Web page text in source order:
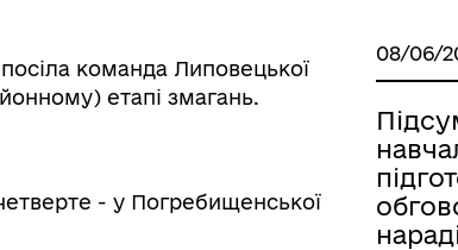
команда Липовецької
етапі змагань.
- у Погребищенської
08/06/